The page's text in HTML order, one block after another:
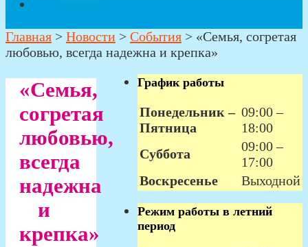
Главная > Новости > События > «Семья, согретая
любовью, всегда надежна и крепка»
«Семья,
согретая
любовью,
всегда
надежна
и
крепка»
График работы
Понедельник –
Пятница
09:00 –
18:00
Суббота
09:00 –
17:00
Воскресенье
Выходной
Режим работы в летний
период